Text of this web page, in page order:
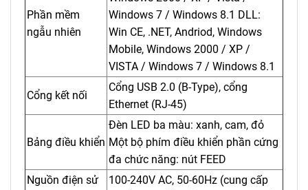
Phần mềm
ngẫu nhiên
Windows 7 / Windows 8.1 DLL:
Win CE, .NET, Andriod, Windows
Mobile, Windows 2000 / XP /
VISTA / Windows 7 / Windows 8.1
Cổng kết nối
Cổng USB 2.0 (B-Type), cổng
Ethernet (RJ-45)
Bảng điều khiển
Đèn LED ba màu: xanh, cam, đỏ
Một bộ phím điều khiển phần cứng
đa chức năng: nút FEED
Nguồn điện sử
100-240V AC, 50-60Hz (cung cấp